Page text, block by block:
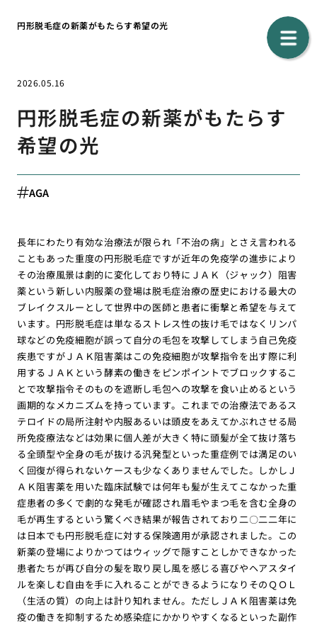
円形脱毛症の新薬がもたらす希望の光
2026.05.16
円形脱毛症の新薬がもたらす
希望の光
AGA
長年にわたり有効な治療法が限られ「不治の病」とさえ言われる
こともあった重度の円形脱毛症ですが近年の免疫学の進歩により
その治療風景は劇的に変化しており特にＪＡＫ（ジャック）阻害
薬という新しい内服薬の登場は脱毛症治療の歴史における最大の
ブレイクスルーとして世界中の医師と患者に衝撃と希望を与えて
います。円形脱毛症は単なるストレス性の抜け毛ではなくリンパ
球などの免疫細胞が誤って自分の毛包を攻撃してしまう自己免疫
疾患ですがＪＡＫ阻害薬はこの免疫細胞が攻撃指令を出す際に利
用するＪＡＫという酵素の働きをピンポイントでブロックするこ
とで攻撃指令そのものを遮断し毛包への攻撃を食い止めるという
画期的なメカニズムを持っています。これまでの治療法であるス
テロイドの局所注射や内服あるいは頭皮をあえてかぶれさせる局
所免疫療法などは効果に個人差が大きく特に頭髪が全て抜け落ち
る全頭型や全身の毛が抜ける汎発型といった重症例では満足のい
く回復が得られないケースも少なくありませんでした。しかしＪ
ＡＫ阻害薬を用いた臨床試験では何年も髪が生えてこなかった重
症患者の多くで劇的な発毛が確認され眉毛やまつ毛を含む全身の
毛が再生するという驚くべき結果が報告されており二〇二二年に
は日本でも円形脱毛症に対する保険適用が承認されました。この
新薬の登場によりかつてはウィッグで隠すことしかできなかった
患者たちが再び自分の髪を取り戻し風を感じる喜びやヘアスタイ
ルを楽しむ自由を手に入れることができるようになりそのＱＯＬ
（生活の質）の向上は計り知れません。ただしＪＡＫ阻害薬は免
疫の働きを抑制するため感染症にかかりやすくなるといった副作